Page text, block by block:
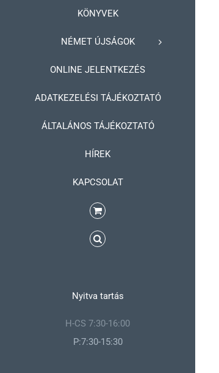
KÖNYVEK
NÉMET ÚJSÁGOK
ONLINE JELENTKEZÉS
ADATKEZELÉSI TÁJÉKOZTATÓ
ÁLTALÁNOS TÁJÉKOZTATÓ
HÍREK
KAPCSOLAT
Nyitva tartás
H-CS 7:30-16:00
P:7:30-15:30